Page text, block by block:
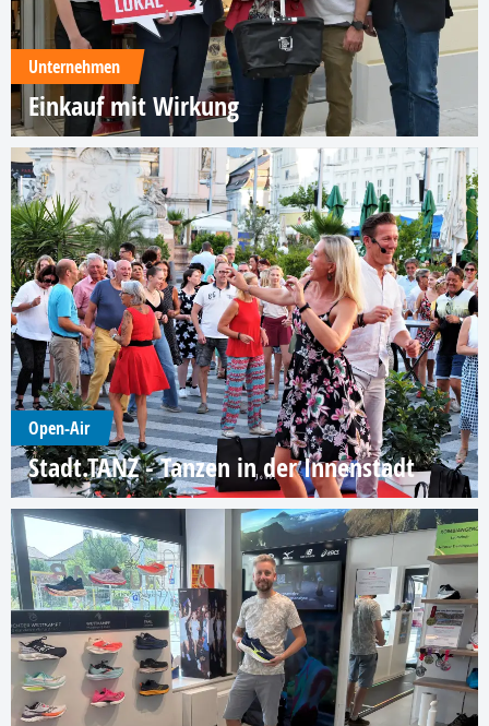
Unternehmen
Einkauf mit Wirkung
Open-Air
Stadt.TANZ - Tanzen in der Innenstadt